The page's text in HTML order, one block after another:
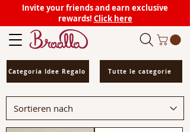
Invite your friends and earn exclusive
rewards! Click here
Categoria Idee Regalo Tutte le categorie